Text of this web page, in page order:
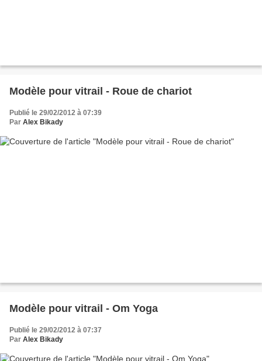
Modèle pour vitrail - Roue de chariot
Publié le 29/02/2012 à 07:39
Par Alex Bikady
Modèle pour vitrail - Om Yoga
Publié le 29/02/2012 à 07:37
Par Alex Bikady